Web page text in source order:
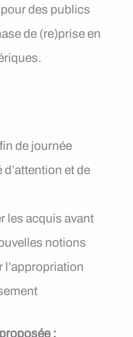
des publics
de (re)prise en
de journée
et de
les acquis avant
notions
l’appropriation
: